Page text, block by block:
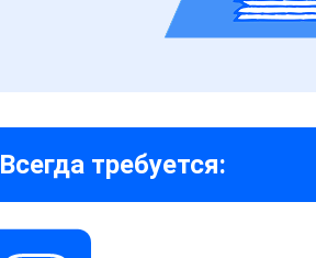
Всегда требуется: